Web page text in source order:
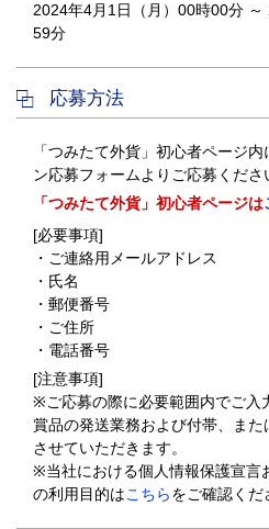
2024年4月1日（月）00時00分
59分
応募方法
「つみたて外貨」初心者ページ
ン応募フォームよりご応募くださ
「つみたて外貨」初心者ページは
[必要事項]
・ご連絡用メールアドレス
・氏名
・郵便番号
・ご住所
・電話番号
[注意事項]
※ご応募の際に必要範囲内でご入
賞品の発送業務および付帯、ま
させていただきます。
※当社における個人情報保護宣言
の利用目的はこちらをご確認くだ